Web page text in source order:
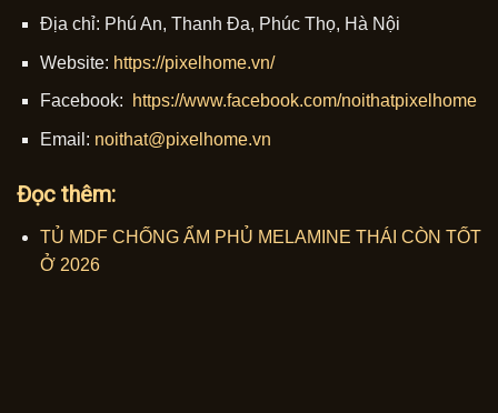
Địa chỉ: Phú An, Thanh Đa, Phúc Thọ, Hà Nội
Website: https://pixelhome.vn/
Facebook: https://www.facebook.com/noithatpixelhome
Email: noithat@pixelhome.vn
Đọc thêm:
TỦ MDF CHỐNG ẨM PHỦ MELAMINE THÁI CÒN TỐT
Ở 2026